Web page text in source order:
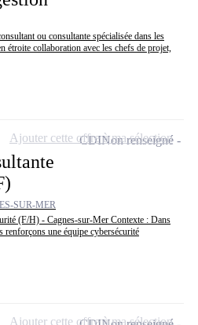
ou consultante spécialisée dans les
étroite collaboration avec les chefs de projet,
SUR-MER
(F/H) - Cagnes-sur-Mer Contexte : Dans
renforçons une équipe cybersécurité
CDINon renseigné
Ajouter cette offre à ma sélection
Ajouter cette offre à ma sélection